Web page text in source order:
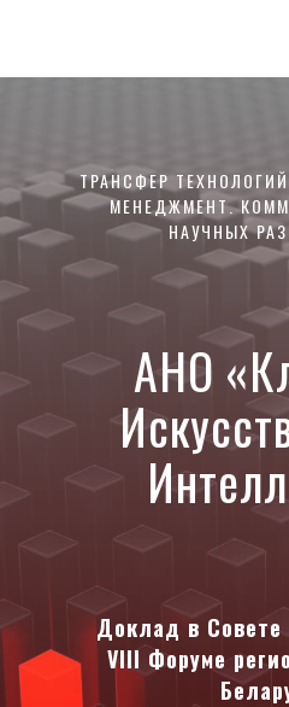
АНО
Доклад в
VIII Форуме
ТРАНСФЕР
МЕНЕДЖМЕНТ.
НАУЧНЫХ